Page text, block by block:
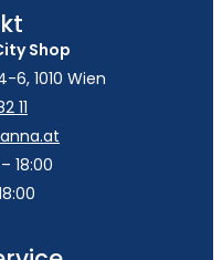
Shop
6, 1010 Wien
11
18:00